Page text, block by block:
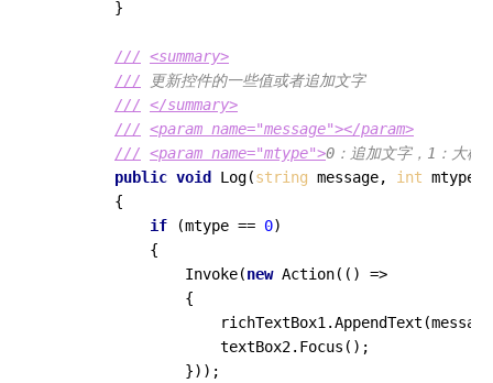
        }
/// <summary>
/// 更新控件的一些值或者追加文字
/// </summary>
/// <param name="message"></param>
/// <param name="mtype">0：追加文字，1：大模
public void Log(string message, int
        {
if (mtype == 0)
            {
                Invoke(
new Action(() =>
                {
                    textBox2.Focus();
                }));